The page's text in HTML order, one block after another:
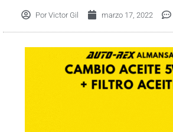
Por Victor Gil marzo 17, 2022